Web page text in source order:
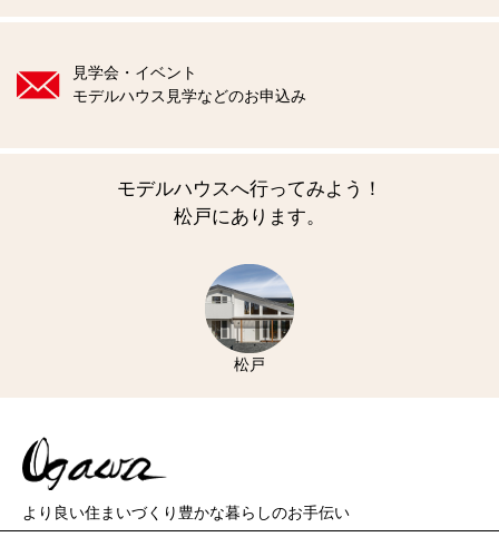
見学会・イベント
モデルハウス見学などのお申込み
モデルハウスへ行ってみよう！
松戸にあります。
松戸
より良い住まいづくり 豊かな暮らしのお手伝い